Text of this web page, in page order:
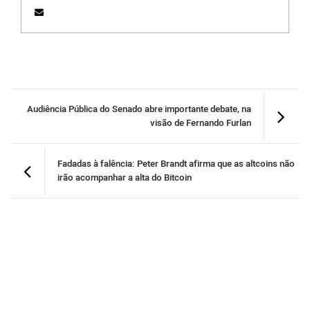
Audiência Pública do Senado abre importante debate, na
visão de Fernando Furlan
Fadadas à falência: Peter Brandt afirma que as altcoins não
irão acompanhar a alta do Bitcoin